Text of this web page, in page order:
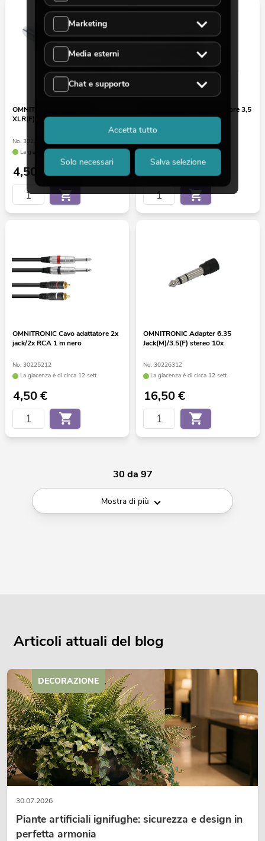
OMNITRONIC Adattatore
XLR(F)/jack(F) stereo
No. 30226555
La giacenza è di circa 12 sett.
4,50 €
OMNITRONIC Cavo adattatore 3,5
jack/2xjack ECO 1,5m
La giacenza è di circa 12 sett.
3,90€
OMNITRONIC Cavo adattatore 2x
jack/2x RCA 1 m nero
No. 30225212
La giacenza è di circa 12 sett.
4,50€
OMNITRONIC Adapter 6.35
Jack(M)/3.5(F) stereo 10x
No. 3022631Z
La giacenza è di circa 12 sett.
16,50€
30 da 97
Mostra di più
Articoli attuali del blog
30.07.2026
Piante artificiali ignifughe: sicurezza e design in
perfetta armonia
DECORAZIONE
Marketing
Media esterni
Chat e supporto
Solo necessari Salva selezione
Accetta tutto